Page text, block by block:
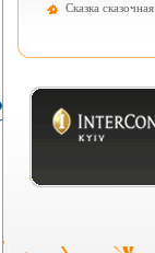
Cказка сказочная